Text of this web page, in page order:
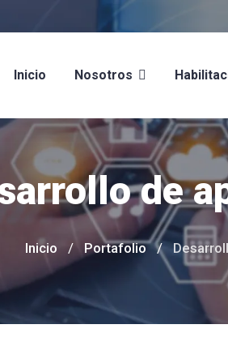
Inicio Nosotros
de
Inicio Portafolio